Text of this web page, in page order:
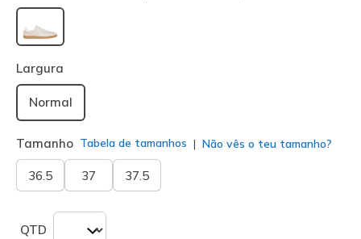
selecionado
Largura
Normal
Tamanho Tabela de tamanhos Não vês o teu tamanho?
36.5 37 37.5
QTD